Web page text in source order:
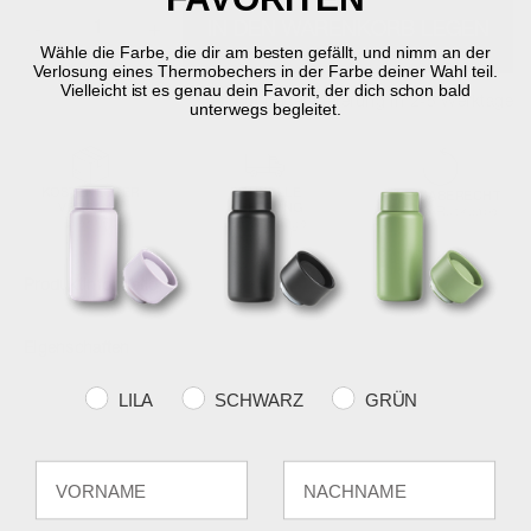
Auf Lager Lieferung in 2-5 Werktage
KOSTENLOSER
VERSAND
SCHNELLE
LIEFERUNG
RÜCKGABERECHT
30 Tage Rückgabe
Produktinformation
Wähle die Farbe, die dir am besten gefällt, und nimm an der
Verlosung eines Thermobechers in der Farbe deiner Wahl teil.
Vielleicht ist es genau dein Favorit, der dich schon bald
unterwegs begleitet.
Farvevalg
LILA SCHWARZ GRÜN